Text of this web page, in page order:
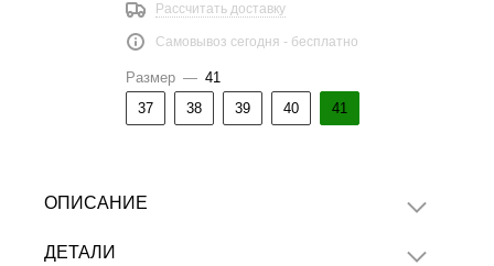
Рассчитать доставку
Самовывоз сегодня - бесплатно
Размер — 41
37
38 39 40 41
ОПИСАНИЕ
ДЕТАЛИ